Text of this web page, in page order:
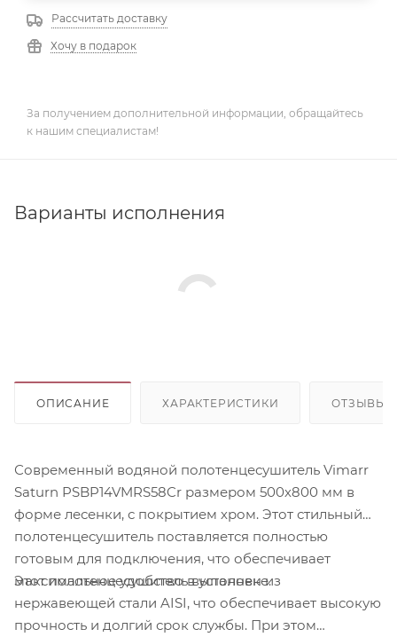
Рассчитать доставку
Хочу в подарок
За получением дополнительной информации, обращайтесь
к нашим специалистам!
Варианты исполнения
ОПИСАНИЕ ХАРАКТЕРИСТИКИ ОТЗЫВЫ
Современный водяной полотенцесушитель Vimarr
Saturn PSBP14VMRS58Cr размером 500х800 мм в
форме лесенки, с покрытием хром. Этот стильный
полотенцесушитель поставляется полностью
готовым для подключения, что обеспечивает
максимальное удобство в установке.
Этот полотенцесушитель выполнен из
нержавеющей стали AISI, что обеспечивает высокую
прочность и долгий срок службы. При этом